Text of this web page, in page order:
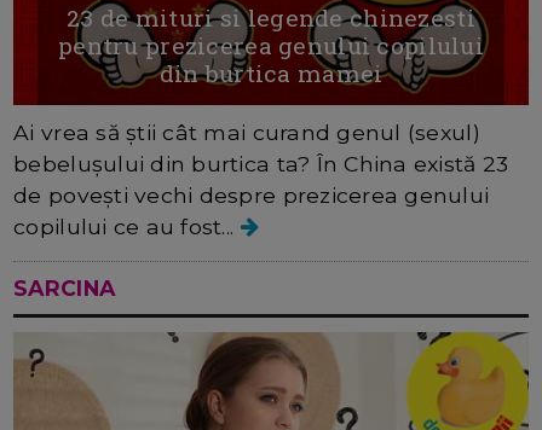
23 de mituri si legende chinezesti
pentru prezicerea genului copilului
din burtica mamei
Ai vrea să știi cât mai curand genul (sexul)
bebelușului din burtica ta? În China există 23
de poveşti vechi despre prezicerea genului
copilului ce au fost...
SARCINA